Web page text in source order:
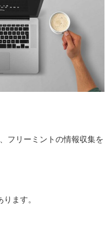
フリーミントの情報収集を
ます。